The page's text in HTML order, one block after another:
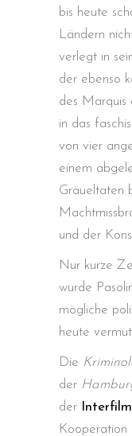
bis heute
Ländern
verlegt in
der ebenso
des Marquis
in das
von vier
einem
Gräueltaten
und der
Nur kurze
wurde
mögliche
heute
Die
der
der